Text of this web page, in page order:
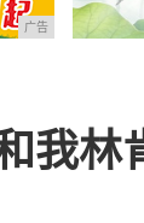
广告
我林